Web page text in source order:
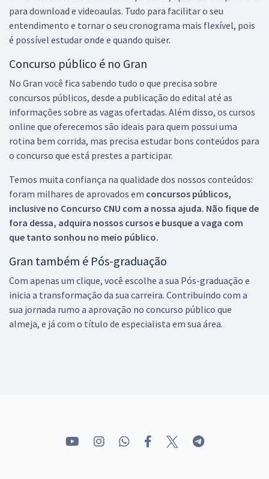
para download e videoaulas. Tudo para facilitar o seu
entendimento e tornar o seu cronograma mais flexível, pois
é possível estudar onde e quando quiser.
Concurso público é no Gran
No Gran você fica sabendo tudo o que precisa sobre
concursos públicos, desde a publicação do edital até as
informações sobre as vagas ofertadas. Além disso, os cursos
online que oferecemos são ideais para quem possui uma
rotina bem corrida, mas precisa estudar bons conteúdos para
o concurso que está prestes a participar.
Temos muita confiança na qualidade dos nossos conteúdos:
foram milhares de aprovados em concursos públicos,
inclusive no Concurso CNU com a nossa ajuda. Não fique de
fora dessa, adquira nossos cursos e busque a vaga com
que tanto sonhou no meio público.
Gran também é Pós-graduação
Com apenas um clique, você escolhe a sua Pós-graduação e
inicia a transformação da sua carreira. Contribuindo com a
sua jornada rumo a aprovação no concurso público que
almeja, e já com o título de especialista em sua área.